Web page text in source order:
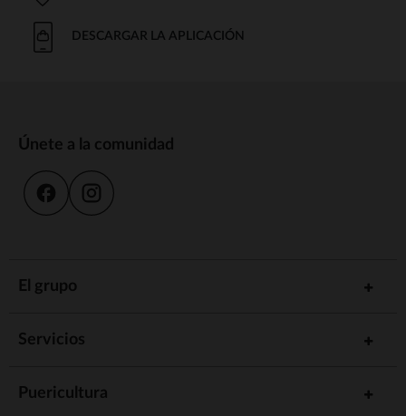
DESCARGAR LA APLICACIÓN
Únete a la comunidad
El grupo
Servicios
Puericultura